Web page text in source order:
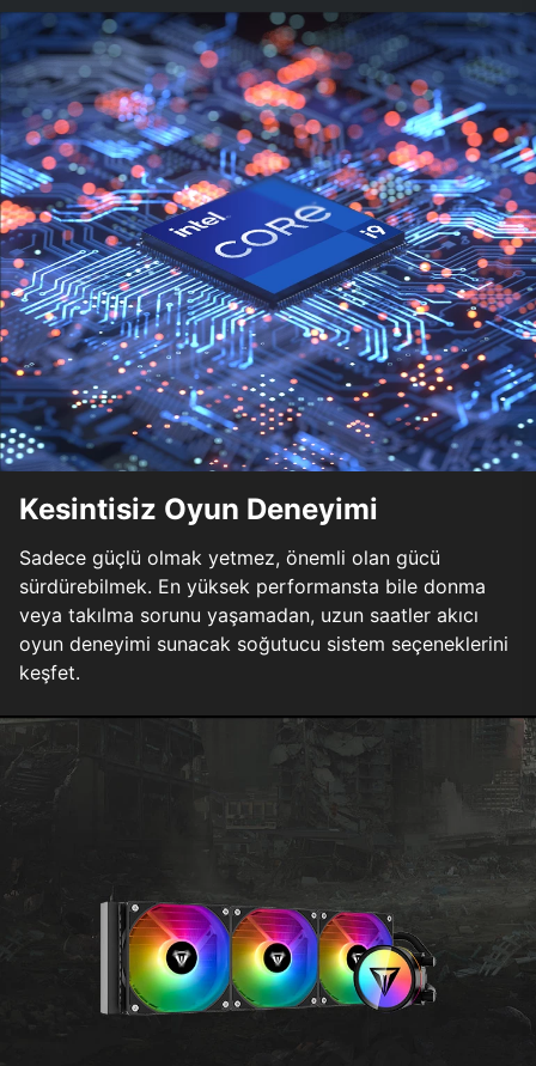
Kesintisiz Oyun Deneyimi
Sadece güçlü olmak yetmez, önemli olan gücü
sürdürebilmek. En yüksek performansta bile donma
veya takılma sorunu yaşamadan, uzun saatler akıcı
oyun deneyimi sunacak soğutucu sistem seçeneklerini
keşfet.